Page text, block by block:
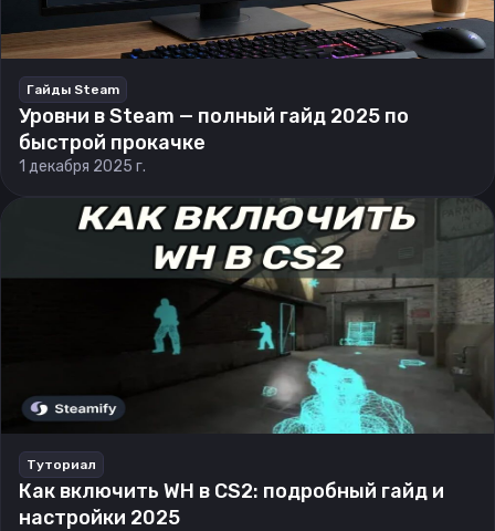
Гайды Steam
Уровни в Steam — полный гайд 2025 по
быстрой прокачке
1 декабря 2025 г.
Туториал
Как включить WH в CS2: подробный гайд и
настройки 2025